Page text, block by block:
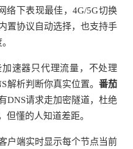
络下表现最佳，4G/5G切换
置协议自动选择，也支持手
速器只代理流量，不处理
解析判断你真实位置。 番茄
DNS请求走加密隧道，杜绝
但懂的人知道差距。
户端实时显示每个节点当前